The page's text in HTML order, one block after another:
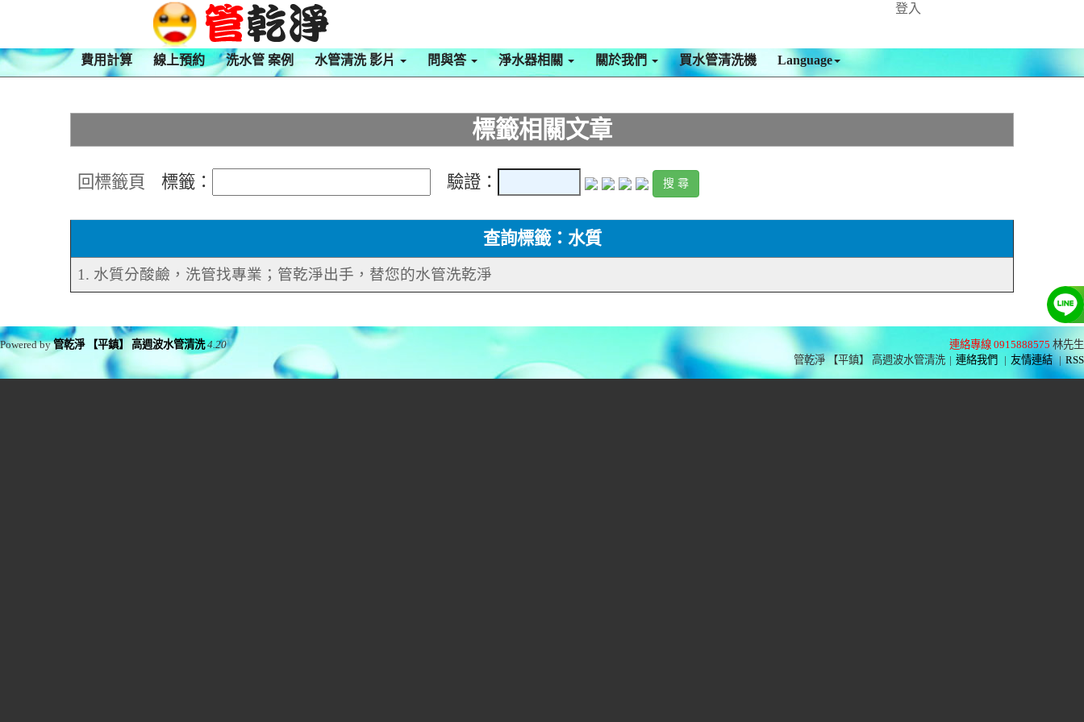
登入
費用計算 線上預約 洗水管 案例 水管清洗 影片 問與答 淨水器相關 關於我們 買水管清洗機 Language
標籤相關文章
回標籤頁 標籤： 驗證：
查詢標籤：水質
1. 水質分酸鹼，洗管找專業；管乾淨出手，替您的水管洗乾淨
連絡專線 0915888575 林先生
管乾淨 【平鎮】 高週波水管清洗 | 連絡我們 | 友情連結 | RSS
Powered by管乾淨 【平鎮】 高週波水管清洗 4.20